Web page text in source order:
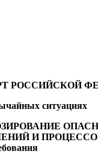
РОССИЙСКОЙ
ситуациях
И